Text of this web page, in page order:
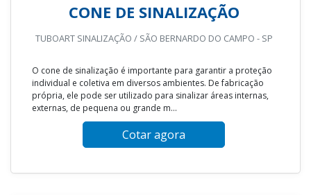
CONE DE SINALIZAÇÃO
TUBOART SINALIZAÇÃO / SÃO BERNARDO DO CAMPO - SP
O cone de sinalização é importante para garantir a proteção
individual e coletiva em diversos ambientes. De fabricação
própria, ele pode ser utilizado para sinalizar áreas internas,
externas, de pequena ou grande m...
Cotar agora